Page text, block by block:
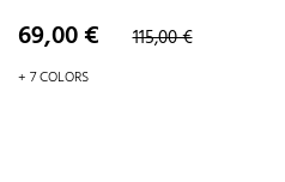
Precio
69,00 € Precio
115,00 €
+ 7 COLORS